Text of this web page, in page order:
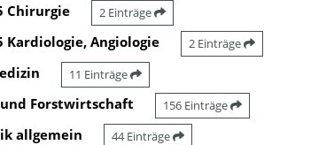
Chirurgie 2 Einträge
Kardiologie, Angiologie 2 Einträge
11 Einträge
Forstwirtschaft 156 Einträge
allgemein 44 Einträge